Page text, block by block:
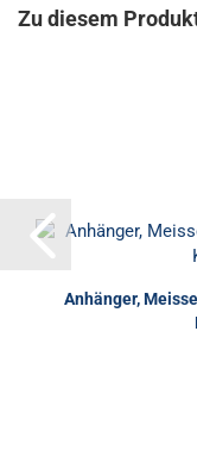
Zu diesem
Anhänger,